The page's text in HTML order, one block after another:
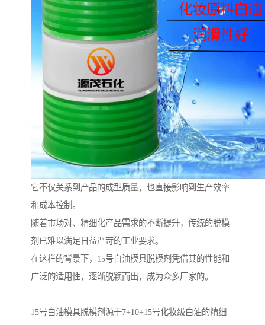
它不仅关系到产品的成型质量，也直接影响到生产效率
和成本控制。
随着市场对、精细化产品需求的不断提升，传统的脱模
剂已难以满足日益严苛的工业要求。
在这样的背景下，15号白油模具脱模剂凭借其的性能和
广泛的适用性，逐渐脱颖而出，成为众多厂家的。
15号白油模具脱模剂源于7+10+15号化妆级白油的精细